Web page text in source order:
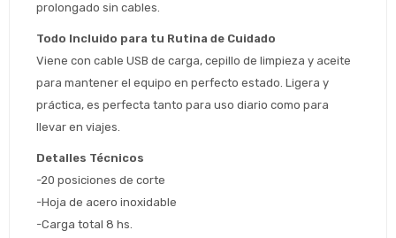
prolongado sin cables.
Todo Incluido para tu Rutina de Cuidado
Viene con cable USB de carga, cepillo de limpieza y aceite
para mantener el equipo en perfecto estado. Ligera y
práctica, es perfecta tanto para uso diario como para
llevar en viajes.
Detalles Técnicos
-20 posiciones de corte
-Hoja de acero inoxidable
-Carga total 8 hs.
Comprá ahora y Pagá
Después, hasta en 12
cuotas y sin tocar tu
* sujeto aprobación crediticia
Cédula de identidad
Celular
Fecha de nacimiento
Estás calificado para comprar usando Pago
Después.
¡Tenés hasta
Elegí tus productos preferidos
Parece que no tenes oferta, lamentamos
el inconveniente, por cualquier duda
contactanos en
Por favor intenta nuevamente mas tarde.